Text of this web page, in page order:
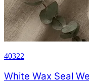
40322
White Wax Seal